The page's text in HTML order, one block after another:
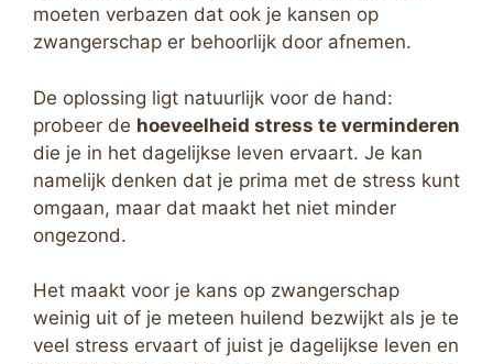
moeten verbazen dat ook je kansen op
zwangerschap er behoorlijk door afnemen.
De oplossing ligt natuurlijk voor de hand:
probeer de hoeveelheid stress te verminderen
die je in het dagelijkse leven ervaart. Je kan
namelijk denken dat je prima met de stress kunt
omgaan, maar dat maakt het niet minder
ongezond.
Het maakt voor je kans op zwangerschap
weinig uit of je meteen huilend bezwijkt als je te
veel stress ervaart of juist je dagelijkse leven en